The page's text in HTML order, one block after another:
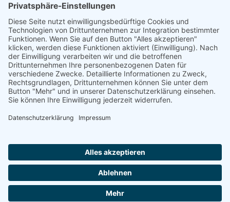
Unsere Jugend
Midcourt
Bambini
Juniorinnen 18
Knaben 15
Follow us
Facebook
RSS
Formulare
Aufnahmeantrag online
Aufnahmeantrag (PDF)